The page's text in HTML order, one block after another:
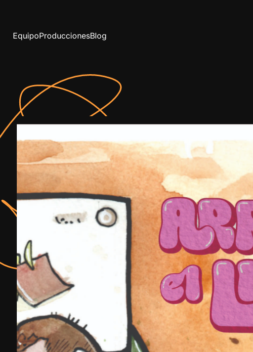
EquipoProduccionesBlog